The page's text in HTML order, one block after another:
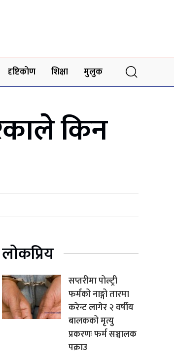
दृष्टिकोण शिक्षा मुलुक
किन
लोकप्रिय
सप्तरीमा पोल्ट्री
फर्मको नाङ्गो तारमा
करेन्ट लागेर २ वर्षीय
बालकको मृत्यु
प्रकरणः फर्म सञ्चालक
पक्राउ